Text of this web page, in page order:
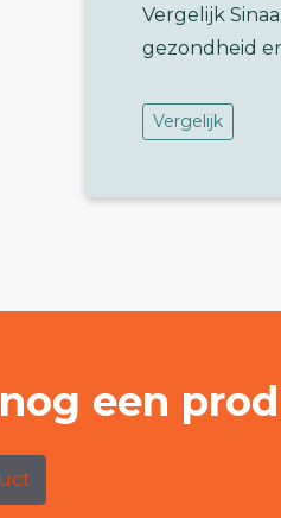
Vergelijk
gezondheid
Vergelijk
een